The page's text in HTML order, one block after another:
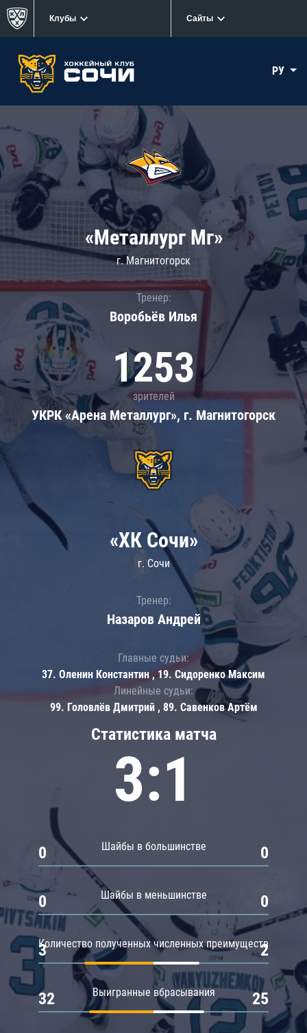
Клубы Сайты
РУ
«Металлург Мг»
г. Магнитогорск
Тренер:
Воробьёв Илья
1253
зрителей
УКРК «Арена Металлург», г. Магнитогорск
Статистика матча
3:1
Шайбы в большинстве
0 0
Шайбы в меньшинстве
0 0
Количество полученных численных преимуществ
3 2
Выигранные вбрасывания
32 25
«ХК Сочи»
г. Сочи
Тренер:
Назаров Андрей
Главные судьи:
37. Оленин Константин , 19. Сидоренко Максим
Линейные судьи:
99. Головлёв Дмитрий , 89. Савенков Артём